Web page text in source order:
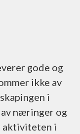
gode og
ikke av
i
næringer og
aktiviteten i